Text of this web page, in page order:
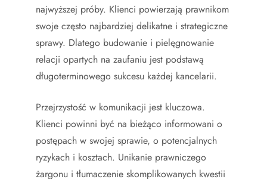
najwyższej próby. Klienci powierzają prawnikom
swoje często najbardziej delikatne i strategiczne
sprawy. Dlatego budowanie i pielęgnowanie
relacji opartych na zaufaniu jest podstawą
długoterminowego sukcesu każdej kancelarii.
Przejrzystość w komunikacji jest kluczowa.
Klienci powinni być na bieżąco informowani o
postępach w swojej sprawie, o potencjalnych
ryzykach i kosztach. Unikanie prawniczego
żargonu i tłumaczenie skomplikowanych kwestii